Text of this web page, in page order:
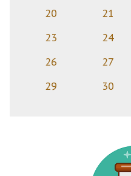
20
21
23
24
26
27
29
30